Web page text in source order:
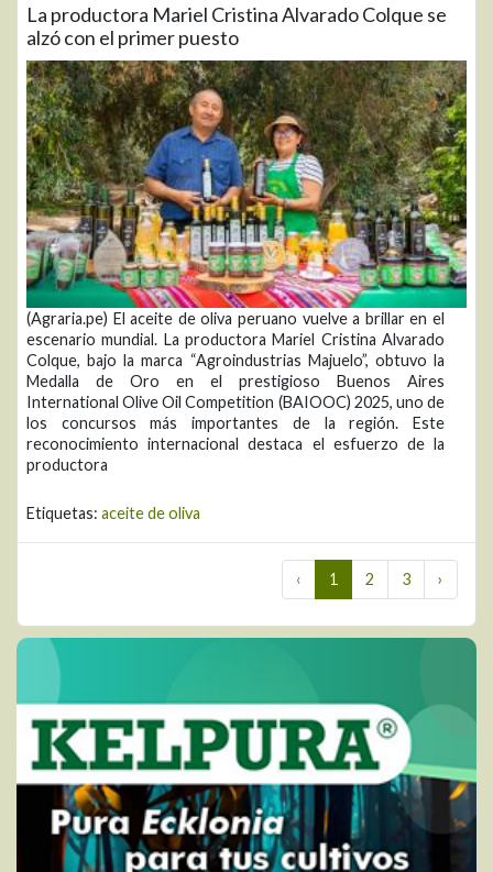
La productora Mariel Cristina Alvarado Colque se
alzó con el primer puesto
(Agraria.pe) El aceite de oliva peruano vuelve a brillar en el
escenario mundial. La productora Mariel Cristina Alvarado
Colque, bajo la marca “Agroindustrias Majuelo”, obtuvo la
Medalla de Oro en el prestigioso Buenos Aires
International Olive Oil Competition (BAIOOC) 2025, uno de
los concursos más importantes de la región. Este
reconocimiento internacional destaca el esfuerzo de la
productora
Etiquetas: aceite de oliva
‹ 1 2 3 ›